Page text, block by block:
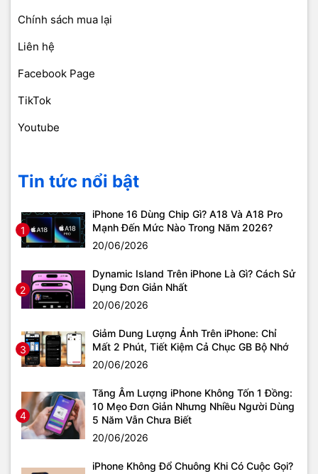
Chính sách mua lại
Liên hệ
Facebook Page
TikTok
Youtube
Tin tức nổi bật
1
iPhone 16 Dùng Chip Gì? A18 Và A18 Pro
Mạnh Đến Mức Nào Trong Năm 2026?
20/06/2026
2
Dynamic Island Trên iPhone Là Gì? Cách Sử
Dụng Đơn Giản Nhất
20/06/2026
3
Giảm Dung Lượng Ảnh Trên iPhone: Chỉ
Mất 2 Phút, Tiết Kiệm Cả Chục GB Bộ Nhớ
20/06/2026
4
Tăng Âm Lượng iPhone Không Tốn 1 Đồng:
10 Mẹo Đơn Giản Nhưng Nhiều Người Dùng
5 Năm Vẫn Chưa Biết
20/06/2026
iPhone Không Đổ Chuông Khi Có Cuộc Gọi?